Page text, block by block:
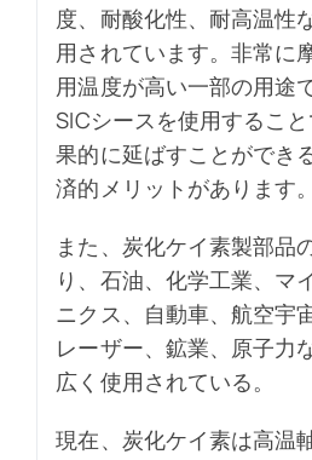
度、耐酸化性、耐高温性
用されています。非常に
用温度が高い一部の用途
SICシースを使用するこ
果的に延ばすことができ
済的メリットがあります。
また、炭化ケイ素製部品
り、石油、化学工業、マ
ニクス、自動車、航空宇
レーザー、鉱業、原子力
広く使用されている。
現在、炭化ケイ素は高温